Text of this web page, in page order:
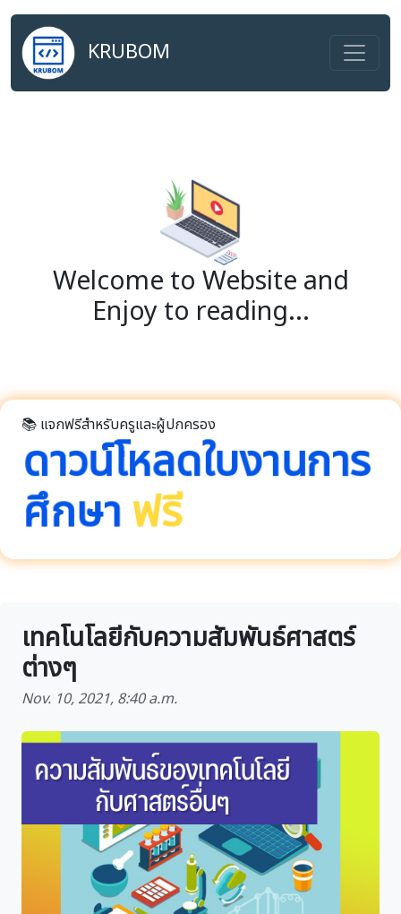
KRUBOM
Welcome to Website and
Enjoy to reading...
📚 แจกฟรีสำหรับครูและผู้ปกครอง
ดาวน์โหลดใบงานการ
ศึกษาฟรี
เทคโนโลยีกับความสัมพันธ์ศาสตร์
ต่างๆ
Nov. 10, 2021, 8:40 a.m.